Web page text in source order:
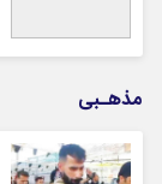
مذهـبی